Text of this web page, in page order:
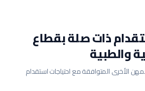
ذات صلة بقطاع
والطبية
الأخرى المتوافقة مع احتياجات استقدام